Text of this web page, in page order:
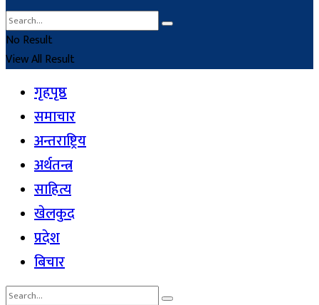
No Result
View All Result
गृहपृष्ठ
समाचार
अन्तराष्ट्रिय
अर्थतन्त्र
साहित्य
खेलकुद
प्रदेश
बिचार